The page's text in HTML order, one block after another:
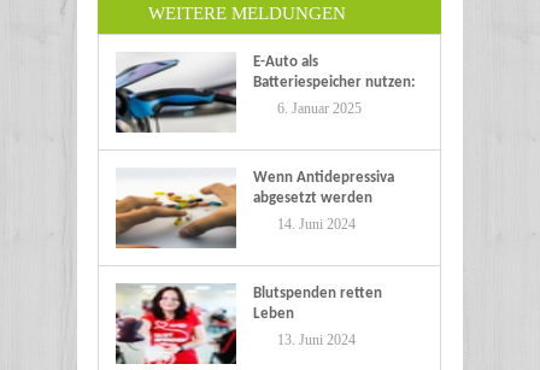
WEITERE MELDUNGEN
E-Auto als
Batteriespeicher nutzen:
Eine nachhaltige Zukunft
6. Januar 2025
Wenn Antidepressiva
abgesetzt werden
14. Juni 2024
Blutspenden retten
Leben
13. Juni 2024